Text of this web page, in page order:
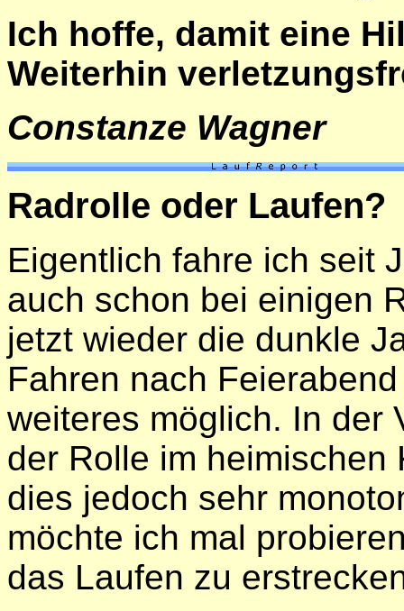
Ich hoffe, damit eine
Weiterhin
Constanze Wagner
Radrolle oder Laufen?
Eigentlich fahre ich seit
auch schon bei einigen
jetzt wieder die dunkle
Fahren nach
weiteres möglich. In der
der Rolle im heimischen
dies jedoch sehr
möchte ich mal
das Laufen zu